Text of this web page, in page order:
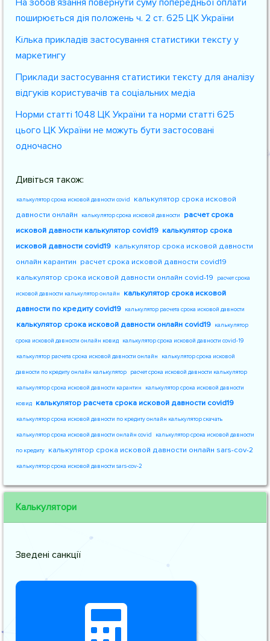
На зобов’язання повернути суму попередньої оплати
поширюється дія положень ч. 2 ст. 625 ЦК України
Кілька прикладів застосування статистики тексту у
маркетингу
Приклади застосування статистики тексту для аналізу
відгуків користувачів та соціальних медіа
Норми статті 1048 ЦК України та норми статті 625
цього ЦК України не можуть бути застосовані
одночасно
Дивіться також:
калькулятор срока исковой давности covid
калькулятор срока исковой
давности онлайн
калькулятор срока исковой давности
расчет срока
исковой давности калькулятор covid19 калькулятор срока
исковой давности covid19 калькулятор срока исковой давности
онлайн карантин расчет срока исковой давности covid19
калькулятор срока исковой давности онлайн covid-19
расчет срока
исковой давности калькулятор онлайн
калькулятор срока исковой
давности по кредиту covid19 калькулятор расчета срока исковой давности
калькулятор срока исковой давности онлайн covid19 калькулятор
срока исковой давности онлайн ковид калькулятор срока исковой давности covid-19
калькулятор расчета срока исковой давности онлайн калькулятор срока исковой
давности по кредиту онлайн калькулятор расчет срока исковой давности калькулятор
калькулятор срока исковой давности карантин калькулятор срока исковой давности
ковид калькулятор расчета срока исковой давности covid19
калькулятор срока исковой давности по кредиту онлайн калькулятор скачать
калькулятор срока исковой давности онлайн covid калькулятор срока исковой давности
по кредиту калькулятор срока исковой давности онлайн sars-cov-2
калькулятор срока исковой давности sars-cov-2
Калькулятори
Зведені санкції